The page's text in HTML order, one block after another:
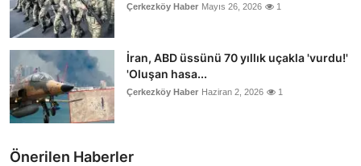
Çerkezköy Haber Mayıs 26, 2026 1
İran, ABD üssünü 70 yıllık uçakla 'vurdu!'
'Oluşan hasa...
Çerkezköy Haber Haziran 2, 2026 1
Önerilen Haberler